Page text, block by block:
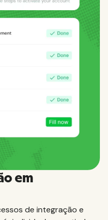
e outros requisitos
países que
em
de integração e